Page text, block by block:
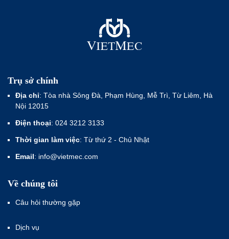
Trụ sở chính
Địa chỉ: Tòa nhà Sông Đà, Phạm Hùng, Mễ Trì, Từ Liêm, Hà
Nội 12015
Điện thoại: 024 3212 3133
Thời gian làm việc: Từ thứ 2 - Chủ Nhật
Email: info@vietmec.com
Về chúng tôi
Câu hỏi thường gặp
Dịch vụ